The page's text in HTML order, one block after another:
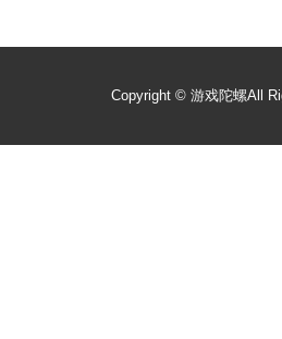
Copyright © 游戏陀螺All